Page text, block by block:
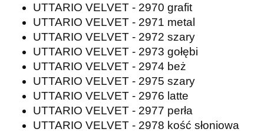
UTTARIO VELVET - 2970 grafit
UTTARIO VELVET - 2971 metal
UTTARIO VELVET - 2972 szary
UTTARIO VELVET - 2973 gołębi
UTTARIO VELVET - 2974 beż
UTTARIO VELVET - 2975 szary
UTTARIO VELVET - 2976 latte
UTTARIO VELVET - 2977 perła
UTTARIO VELVET - 2978 kość słoniowa